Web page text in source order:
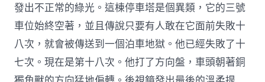
發出不正常的綠光。這棟停車塔是個異類，它的三號
車位始終空著，並且傳說只要有人敢在它面前失敗十
八次，就會被傳送到一個泊車地獄。他已經失敗了十
七次。現在是第十八次。他打了方向盤，車頭朝著銅